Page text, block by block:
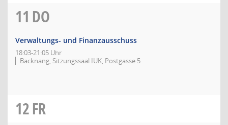
11 DO
Verwaltungs- und Finanzausschuss
18:03-21:05 Uhr
Backnang, Sitzungssaal IUK, Postgasse 5
12FR